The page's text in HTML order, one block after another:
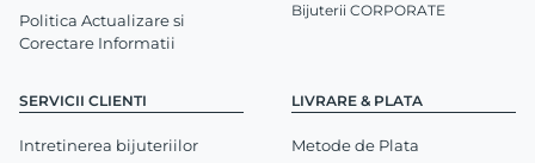
Politica Actualizare si
Corectare Informatii
SERVICII CLIENTI
Intretinerea bijuteriilor
LIVRARE & PLATA
Metode de Plata
Bijuterii CORPORATE